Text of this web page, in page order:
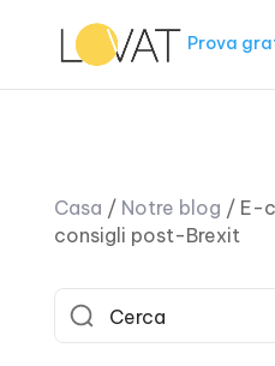
Prova
Casa / Notre blog / E-
consigli post-Brexit